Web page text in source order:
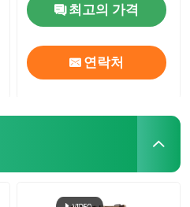
최고의 가격
연락처